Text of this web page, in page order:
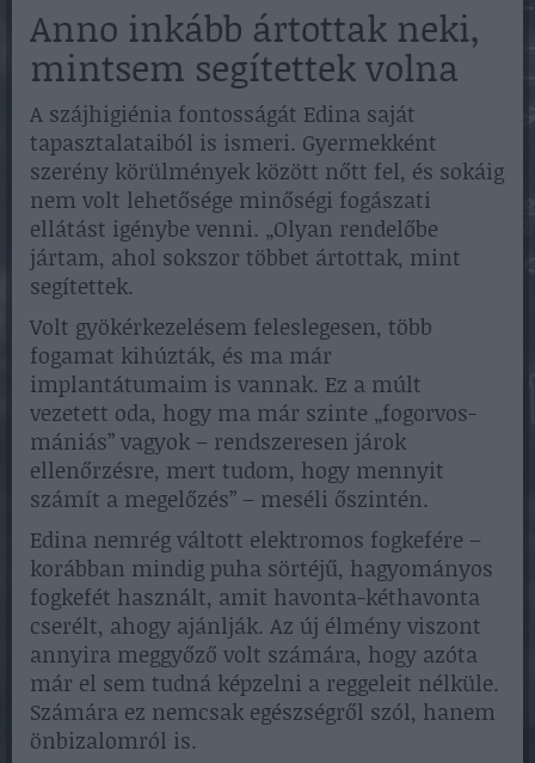
Anno inkább ártottak neki,
mintsem segítettek volna
A szájhigiénia fontosságát Edina saját
tapasztalataiból is ismeri. Gyermekként
szerény körülmények között nőtt fel, és sokáig
nem volt lehetősége minőségi fogászati
ellátást igénybe venni. „Olyan rendelőbe
jártam, ahol sokszor többet ártottak, mint
segítettek.
Volt gyökérkezelésem feleslegesen, több
fogamat kihúzták, és ma már
implantátumaim is vannak. Ez a múlt
vezetett oda, hogy ma már szinte „fogorvos-
mániás” vagyok – rendszeresen járok
ellenőrzésre, mert tudom, hogy mennyit
számít a megelőzés” – meséli őszintén.
Edina nemrég váltott elektromos fogkefére –
korábban mindig puha sörtéjű, hagyományos
fogkefét használt, amit havonta-kéthavonta
cserélt, ahogy ajánlják. Az új élmény viszont
annyira meggyőző volt számára, hogy azóta
már el sem tudná képzelni a reggeleit nélküle.
Számára ez nemcsak egészségről szól, hanem
önbizalomról is.